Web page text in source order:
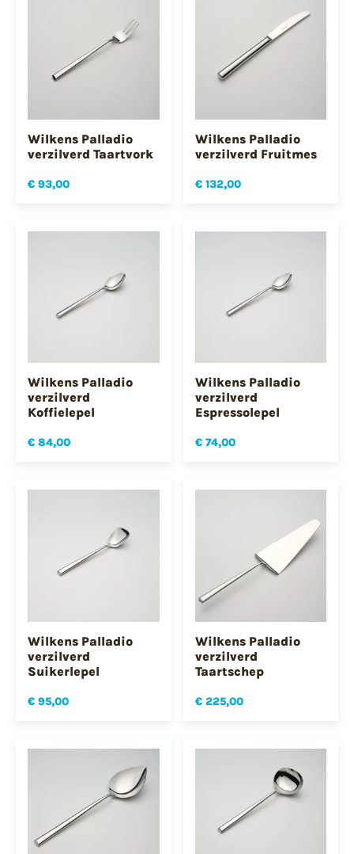
Wilkens Palladio
verzilverd Taartvork
€ 93,00
Wilkens Palladio
verzilverd Fruitmes
€ 132,00
Wilkens Palladio
verzilverd
Koffielepel
€ 84,00
Wilkens Palladio
verzilverd
Espressolepel
€ 74,00
Wilkens Palladio
verzilverd
Suikerlepel
€ 95,00
Wilkens Palladio
verzilverd
Taartschep
€ 225,00